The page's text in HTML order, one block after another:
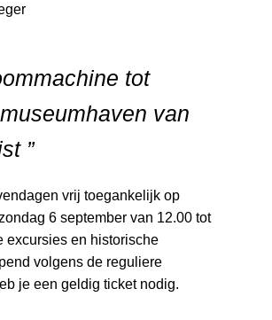
tot
van
”
vrij toegankelijk op
6 september van 12.00 tot
excursies en historische
volgens de reguliere
je een geldig ticket nodig.